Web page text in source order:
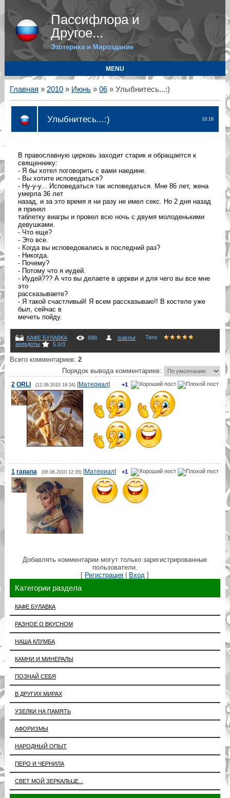
Пассифлора и
Другое...
Эзотерика и Мироздание
MENU
Главная » 2010 » Июнь » 06» Улыбнитесь...:)
10:16
Улыбнитесь...:)
В православную церковь заходит старик и обращается к
священнику:
- Я бы хотел поговорить с вами наедине.
- Вы хотите исповедаться?
- Ну-у-у... Исповедаться так исповедаться. Мне 86 лет, жена
умерла 36 лет
назад, и за это время я ни разу не имел секс. Но 2 дня назад
я принял
таблетку виагры и провел всю ночь с двумя молоденькими
девушками.
- Что еще?
- Это все.
- Когда вы исповедовались в последний раз?
- Никогда.
- Почему?
- Потому что я иудей.
- Иудей??? А что вы делаете в церкви и для чего вы все мне
это
рассказываете?
- Я такой счастливый! Я всем рассказываю!! В костеле уже
был, сейчас в
мечеть пойду.
КАФЕ БУЛАВКА 688 isaknur Теги:
анекдоты
5.0/3
Всего комментариев: 2
Порядок вывода комментариев:
+1
2 ORLI (12.06.2010 18:34)[Материал]
+1
1 rapana (06.06.2010 12:35)[Материал]
Добавлять комментарии могут только зарегистрированные
пользователи.
[ Регистрация | Вход ]
Категории раздела
КАФЕ БУЛАВКА
РАЗНОЕ О ВКУСНОМ
НАША КЛУМБА
КАМНИ И МИНЕРАЛЫ
ПОЗНАЙ СЕБЯ
В ДРУГИХ МИРАХ
УЗЕЛКИ НА ПАМЯТЬ
АФОРИЗМЫ
НАРОДНЫЙ ОПЫТ
ПЕРО И ЧЕРНИЛА
СВЕТ МОЙ ЗЕРКАЛЬЦЕ...